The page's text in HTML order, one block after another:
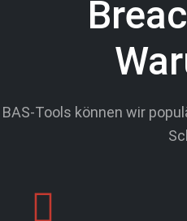
Tools können wir